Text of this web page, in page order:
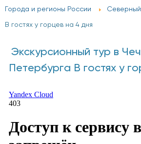
Города и регионы России Северный
В гостях у горцев на 4 дня
Экскурсионный тур в
Петербурга В гостях у